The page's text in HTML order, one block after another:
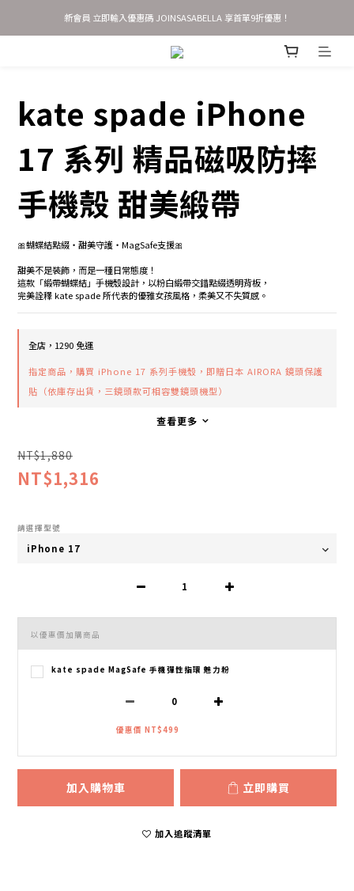
歡慶官網改版新上線✨新會員首單9折，加贈$50購物金
新會員 立即輸入優惠碼 JOINSASABELLA 享首單9折優惠！
AirTag 全系列 任選2件95折 3件9折
kate spade iPhone
17 系列 精品磁吸防摔
手機殼 甜美緞帶
🎀蝴蝶結點綴・甜美守護・MagSafe支援🎀
甜美不是裝飾，而是一種日常態度！
這款「緞帶蝴蝶結」手機殼設計，以粉白緞帶交錯點綴透明背板，
完美詮釋 kate spade 所代表的優雅女孩風格，柔美又不失質感。
全店，1290 免運
指定商品，購買 iPhone 17 系列手機殼，即贈日本 AIRORA 鏡頭保護
貼（依庫存出貨，三鏡頭款可相容雙鏡頭機型）
查看更多
NT$1,880
NT$1,316
請選擇型號
以優惠價加購商品
kate spade MagSafe 手機彈性指環 魅力粉
優惠價 NT$499
加入購物車 立即購買
加入追蹤清單